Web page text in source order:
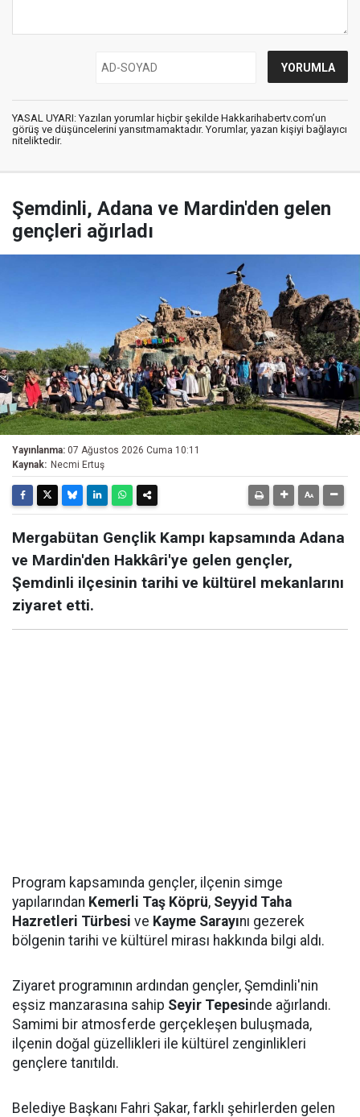
YASAL UYARI: Yazılan yorumlar hiçbir şekilde Hakkarihabertv.com’un
görüş ve düşüncelerini yansıtmamaktadır. Yorumlar, yazan kişiyi bağlayıcı
niteliktedir.
Şemdinli, Adana ve Mardin'den gelen
gençleri ağırladı
Yayınlanma: 07 Ağustos 2026 Cuma 10:11
Kaynak: Necmi Ertuş
Mergabütan Gençlik Kampı kapsamında Adana
ve Mardin'den Hakkâri'ye gelen gençler,
Şemdinli ilçesinin tarihi ve kültürel mekanlarını
ziyaret etti.
Program kapsamında gençler, ilçenin simge
yapılarından Kemerli Taş Köprü, Seyyid Taha
Hazretleri Türbesi ve Kayme Sarayını gezerek
bölgenin tarihi ve kültürel mirası hakkında bilgi aldı.
Ziyaret programının ardından gençler, Şemdinli'nin
eşsiz manzarasına sahip Seyir Tepesinde ağırlandı.
Samimi bir atmosferde gerçekleşen buluşmada,
ilçenin doğal güzellikleri ile kültürel zenginlikleri
gençlere tanıtıldı.
Belediye Başkanı Fahri Şakar, farklı şehirlerden gelen